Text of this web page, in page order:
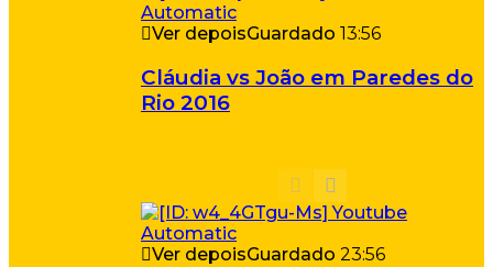
Ver depoisGuardado 13:56
Cláudia vs João em Paredes do
Rio 2016
Ver depoisGuardado 23:56